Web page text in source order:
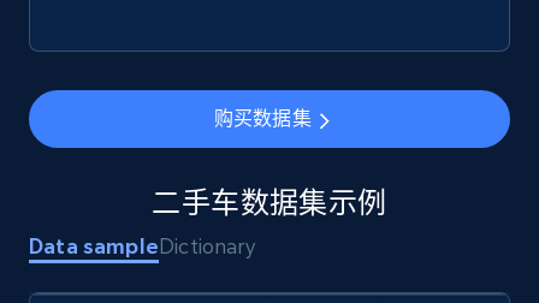
购买数据集
二手车数据集示例
Data sampleDictionary